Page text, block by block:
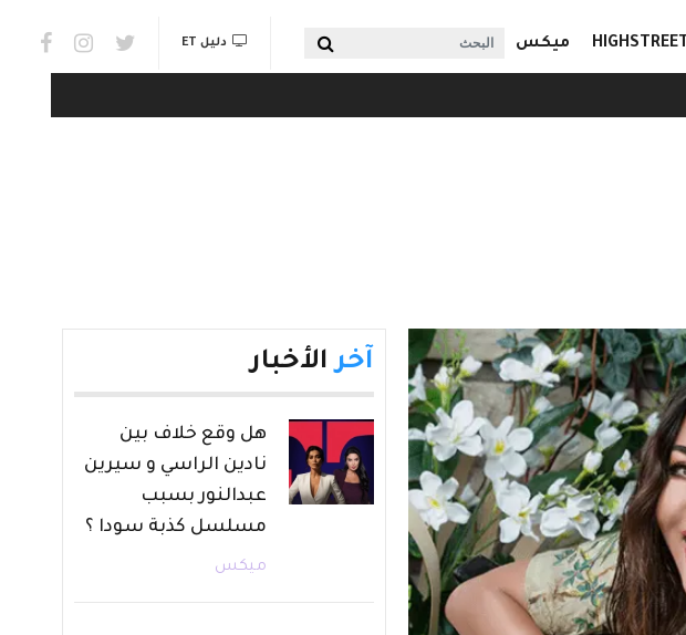
HIGHSTREET ميكس البحث links & Watch
دليل ET
آخر الأخبار
هل وقع خلاف بين
نادين الراسي و سيرين
عبدالنور بسبب
مسلسل كذبة سودا ؟
ميكس